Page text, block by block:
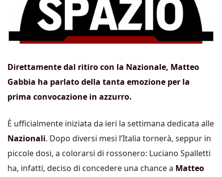
Direttamente dal ritiro con la Nazionale, Matteo
Gabbia ha parlato della tanta emozione per la
prima convocazione in azzurro.
È ufficialmente iniziata da ieri la settimana dedicata alle
Nazionali. Dopo diversi mesi l’Italia tornerà, seppur in
piccole dosi, a colorarsi di rossonero: Luciano Spalletti
ha, infatti, deciso di concedere una chance a Matteo